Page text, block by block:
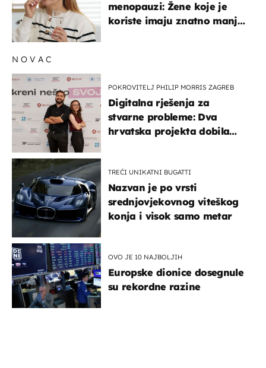
menopauzi: Žene koje je
koriste imaju znatno manji
NOVAC
POKROVITELJ PHILIP MORRIS ZAGREB
Digitalna rješenja za
stvarne probleme: Dva
hrvatska projekta dobila
TREĆI UNIKATNI BUGATTI
Nazvan je po vrsti
srednjovjekovnog viteškog
konja i visok samo metar
OVO JE 10 NAJBOLJIH
Europske dionice dosegnule
su rekordne razine